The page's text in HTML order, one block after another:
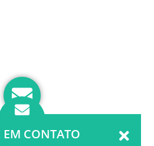
EM CONTATO